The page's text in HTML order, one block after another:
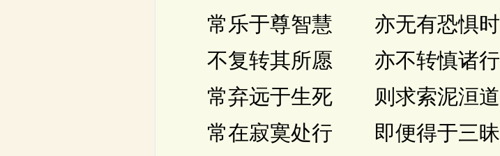
常乐于尊智慧 亦无有恐惧时
不复转其所愿 亦不转慎诸行
常弃远于生死 则求索泥洹道
常在寂寞处行 即便得于三昧